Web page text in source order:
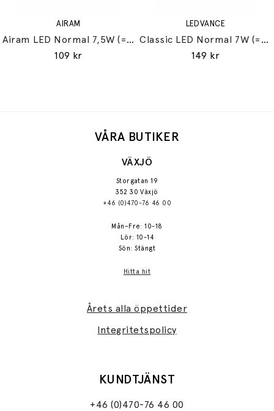
AIRAM
Airam LED Normal 7,5W (=60W) E27
109 kr
LEDVANCE
Classic LED Normal 7W (=60W) E27
149 kr
VÅRA BUTIKER
VÄXJÖ
Storgatan 19
352 30 Växjö
+46 (0)470-76 46 00
Mån–Fre: 10-18
Lör: 10-14
Sön: Stängt
Hitta hit
Årets alla öppettider
Integritetspolicy
KUNDTJÄNST
+46 (0)470-76 46 00